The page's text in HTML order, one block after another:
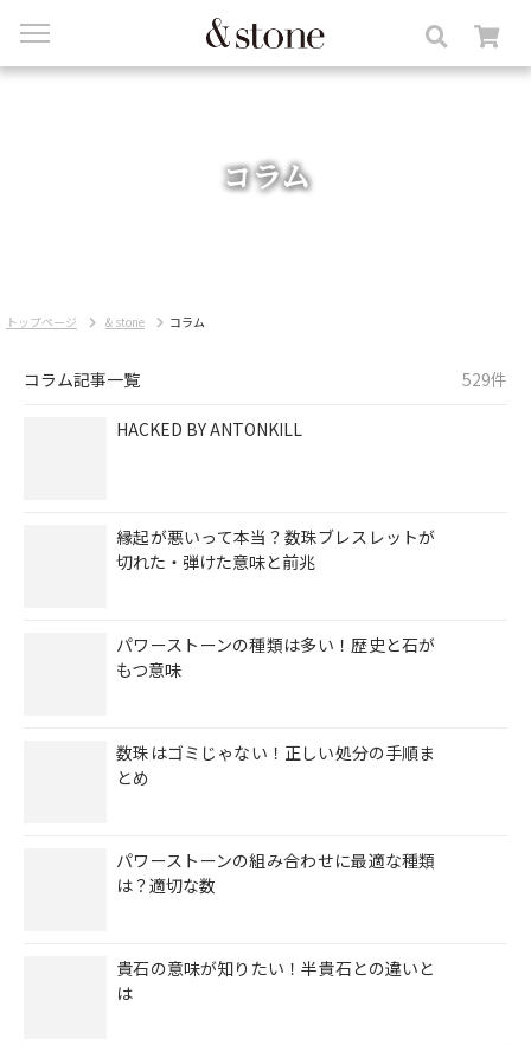
toggle
コラム
トップページ & stone コラム
コラム記事一覧 529件
HACKED BY ANTONKILL
縁起が悪いって本当？数珠ブレスレットが
切れた・弾けた意味と前兆
パワーストーンの種類は多い！歴史と石が
もつ意味
数珠はゴミじゃない！正しい処分の手順ま
とめ
パワーストーンの組み合わせに最適な種類
は？適切な数
貴石の意味が知りたい！半貴石との違いと
は